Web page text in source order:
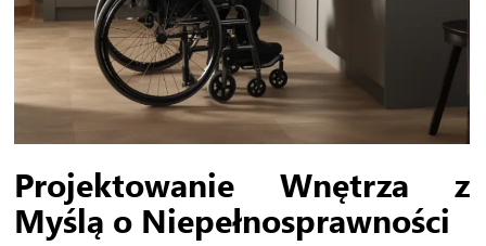
Projektowanie Wnętrza z
Myślą o Niepełnosprawności